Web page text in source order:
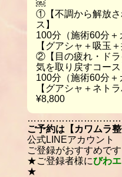
￼
①【不調から解放さ
ス】
100分（施術60分＋
【グアシャ＋吸玉
②【目の疲れ・ドラ
気を取り戻すコース
100分（施術60分＋
【グアシャ＋ネト
¥8,800
ご予約は【カワムラ整
公式LINEアカウント
ご登録がおすすめです
★ご登録者様にびわ
★